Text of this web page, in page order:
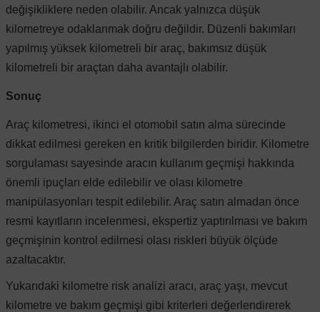
değişikliklere neden olabilir. Ancak yalnızca düşük
kilometreye odaklanmak doğru değildir. Düzenli bakımları
yapılmış yüksek kilometreli bir araç, bakımsız düşük
kilometreli bir araçtan daha avantajlı olabilir.
Sonuç
Araç kilometresi, ikinci el otomobil satın alma sürecinde
dikkat edilmesi gereken en kritik bilgilerden biridir. Kilometre
sorgulaması sayesinde aracın kullanım geçmişi hakkında
önemli ipuçları elde edilebilir ve olası kilometre
manipülasyonları tespit edilebilir. Araç satın almadan önce
resmi kayıtların incelenmesi, ekspertiz yaptırılması ve bakım
geçmişinin kontrol edilmesi olası riskleri büyük ölçüde
azaltacaktır.
Yukarıdaki kilometre risk analizi aracı, araç yaşı, mevcut
kilometre ve bakım geçmişi gibi kriterleri değerlendirerek